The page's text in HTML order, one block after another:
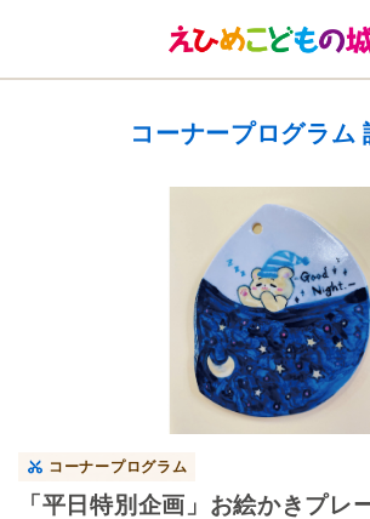
コーナープログラム
コーナープログラム
「平日特別企画」お絵かきプレ